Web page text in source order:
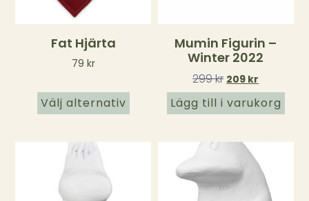
Fat Hjärta
79 kr
Välj alternativ
Mumin Figurin –
Winter 2022
299kr 209 kr
Lägg till i varukorg